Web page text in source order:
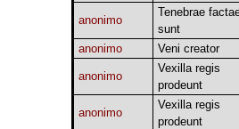
anonimo
Tenebrae
sunt
anonimo
Veni creator
anonimo
Vexilla regis
prodeunt
anonimo
Vexilla regis
prodeunt